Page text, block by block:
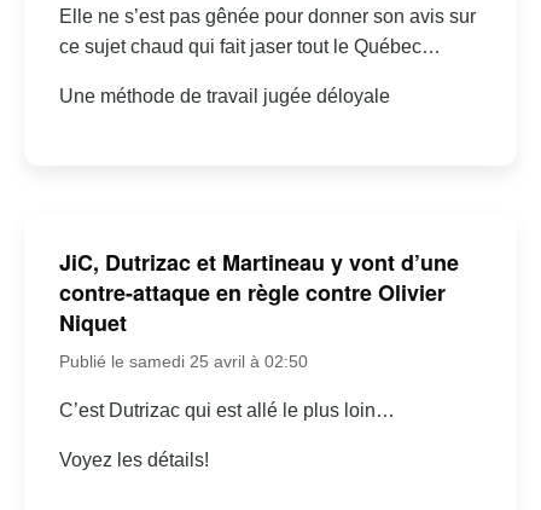
Elle ne s’est pas gênée pour donner son avis sur
ce sujet chaud qui fait jaser tout le Québec…
Une méthode de travail jugée déloyale
JiC, Dutrizac et Martineau y vont d’une
contre-attaque en règle contre Olivier
Niquet
Publié le samedi 25 avril à 02:50
C’est Dutrizac qui est allé le plus loin…
Voyez les détails!